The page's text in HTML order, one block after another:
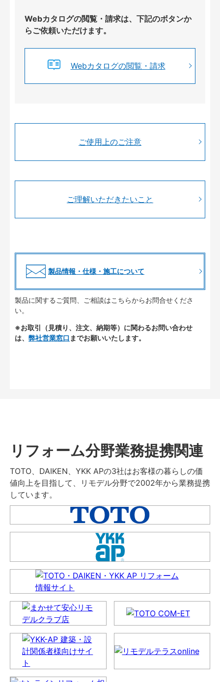
Webカタログの閲覧・請求は、下記のボタンか
らご依頼いただけます。
Webカタログの閲覧・請求
ご使用上のご注意
ご理解いただきたいこと
製品情報・仕様・施工について
製品に関するご質問、ご相談はこちらからお問合せくださ
い。
※お取引（見積り、注文、納期等）に関わるお問い合わせ
は、 弊社営業窓口 までお願いいたします。
リフォーム分野業務提携関連
TOTO、DAIKEN、YKK APの3社はお客様の暮らしの価
値向上を目指して、リモデル分野で2002年から業務提携
しています。